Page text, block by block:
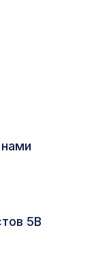
5В